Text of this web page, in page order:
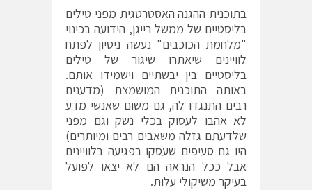
בתוכנית ההגנה האסטרטגית מפני טילים
בליסטיים של ממשל רייגן, הידועה בכינוי
"מלחמת הכוכבים" נעשה ניסיון לפתח
לוויינים שיאתרו שיגור של טילים
בליסטיים בין יבשתיים וישמידו אותם.
באותה התוכנית המושמצת (מדענים
רבים התנגדו לה, גם משום שאנשי מדע
לא אהבו לעסוק בכלי נשק וגם מפני
שלדעתם גזלה משאבים רבים ומיותרים)
היו גם סעיפים שעסקו בפגיעה בלוויינים
אבל ככל הנראה הם לא יצאו לפועל
בעיקר משיקולי עלות.